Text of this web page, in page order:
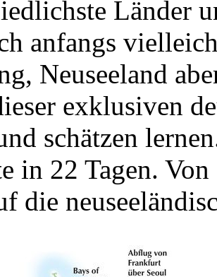
Länder
anfangs
Neuseeland
exklusiven
schätzen
in 22 Tagen.
die